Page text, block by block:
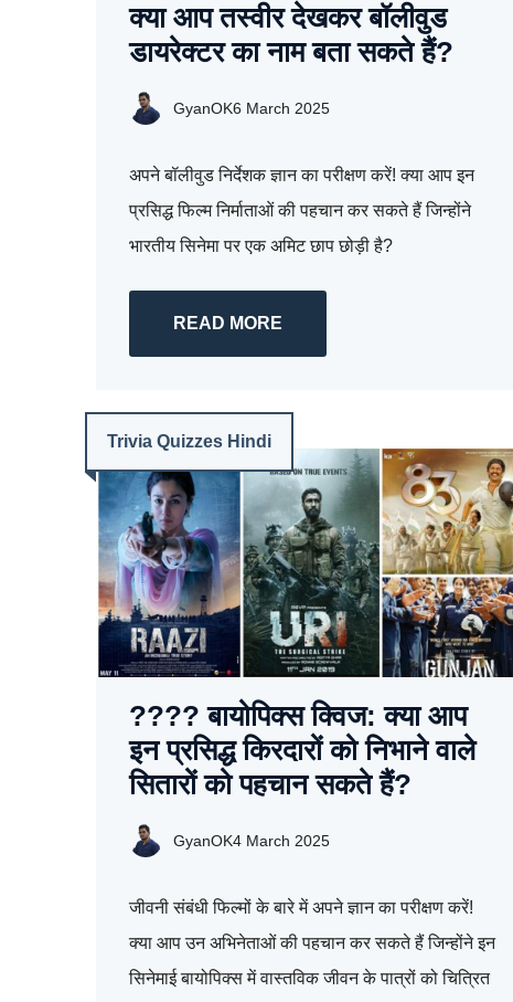
क्या आप तस्वीर देखकर बॉलीवुड
डायरेक्टर का नाम बता सकते हैं?
GyanOK6 March 2025
अपने बॉलीवुड निर्देशक ज्ञान का परीक्षण करें! क्या आप इन
प्रसिद्ध फिल्म निर्माताओं की पहचान कर सकते हैं जिन्होंने
भारतीय सिनेमा पर एक अमिट छाप छोड़ी है?
READ MORE
Trivia Quizzes Hindi
???? बायोपिक्स क्विज: क्या आप
इन प्रसिद्ध किरदारों को निभाने वाले
सितारों को पहचान सकते हैं?
GyanOK4 March 2025
जीवनी संबंधी फिल्मों के बारे में अपने ज्ञान का परीक्षण करें!
क्या आप उन अभिनेताओं की पहचान कर सकते हैं जिन्होंने इन
सिनेमाई बायोपिक्स में वास्तविक जीवन के पात्रों को चित्रित